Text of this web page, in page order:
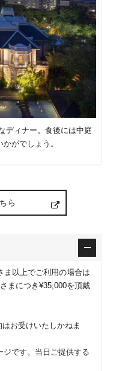
ディナー。食後には中庭
がでしょう。
ら
以上でご利用の場合は
まにつき¥35,000を頂戴
お受けいたしかねま
です。当日ご提供する